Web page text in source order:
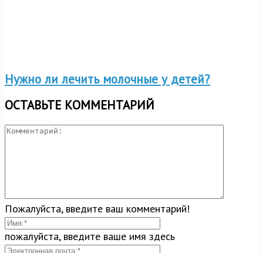
Нужно ли лечить молочные у детей?
ОСТАВЬТЕ КОММЕНТАРИЙ
Пожалуйста, введите ваш комментарий!
пожалуйста, введите ваше имя здесь